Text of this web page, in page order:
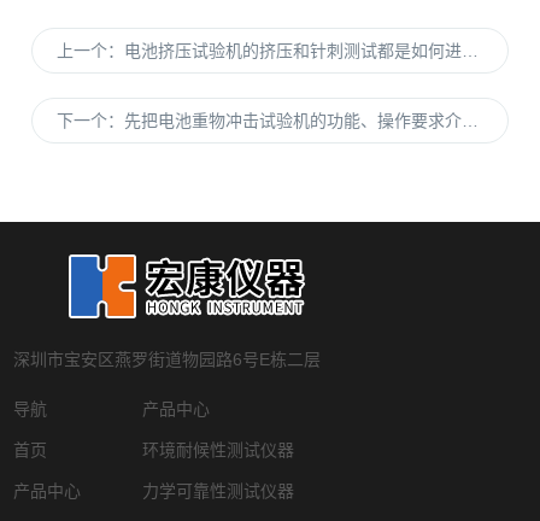
上一个： 电池挤压试验机的挤压和针刺测试都是如何进行的？
下一个： 先把电池重物冲击试验机的功能、操作要求介绍了，再来好好的使用它
深圳市宝安区燕罗街道物园路6号E栋二层
导航
首页
产品中心
产品中心
环境耐候性测试仪器
力学可靠性测试仪器